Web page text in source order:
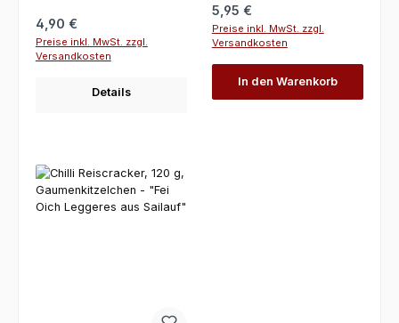
Regulärer Preis:
4,90 €
Preise inkl. MwSt. zzgl.
Versandkosten
Details
Regulärer Preis:
5,95 €
Preise inkl. MwSt. zzgl.
Versandkosten
In den Warenkorb